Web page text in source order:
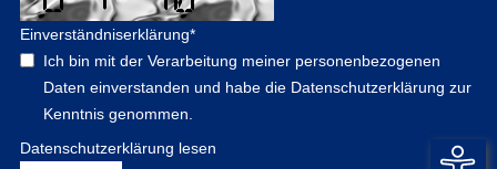
Einverständniserklärung*
Ich bin mit der Verarbeitung meiner personenbezogenen
Daten einverstanden und habe die Datenschutzerklärung zur
Kenntnis genommen.
Datenschutzerklärung lesen